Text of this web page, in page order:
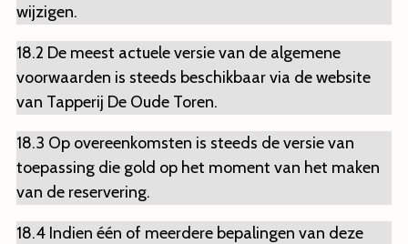
wijzigen.
18.2 De meest actuele versie van de algemene
voorwaarden is steeds beschikbaar via de website
van Tapperij De Oude Toren.
18.3 Op overeenkomsten is steeds de versie van
toepassing die gold op het moment van het maken
van de reservering.
18.4 Indien één of meerdere bepalingen van deze